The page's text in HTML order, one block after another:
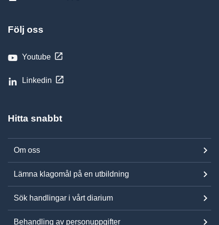
Följ oss
Youtube
Linkedin
Hitta snabbt
Om oss
Lämna klagomål på en utbildning
Sök handlingar i vårt diarium
Behandling av personuppgifter